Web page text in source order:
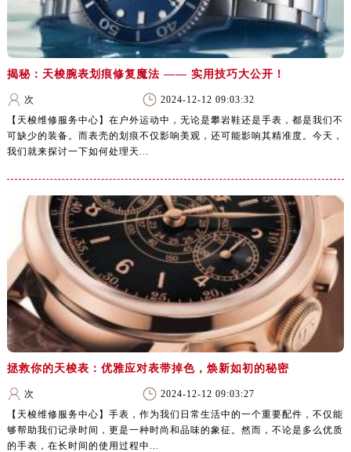
揭秘：天梭腕表划痕修复魔法 —— 实用技巧大公开！
次
2024-12-12 09:03:32
【天梭维修服务中心】在户外运动中，无论是攀岩鞋还是手表，都是我们不
可缺少的装备。而表壳的划痕不仅影响美观，还可能影响其精准度。今天，
我们就来探讨一下如何处理天...
拯救你的天梭表：优雅应对表带掉色，焕新如初的秘密
次
2024-12-12 09:03:27
【天梭维修服务中心】手表，作为我们日常生活中的一个重要配件，不仅能
够帮助我们记录时间，更是一种时尚和品味的象征。然而，不论是多么优质
的手表，在长时间的使用过程中...